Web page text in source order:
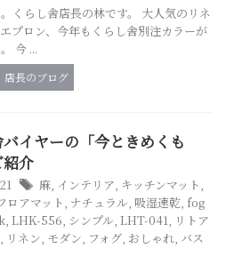
くらし舎店長の林です。 大人気のリネ
プロン、今年もくらし舎別注カラーが
今 ...
店長のブログ
バイヤーの「今ときめくも
介
麻, インテリア, キッチンマット,
ロアマット, ナチュラル, 吸湿速乾, fog
, LHK-556, シンプル, LHT-041, リトア
, リネン, モダン, フォグ, おしゃれ, バス